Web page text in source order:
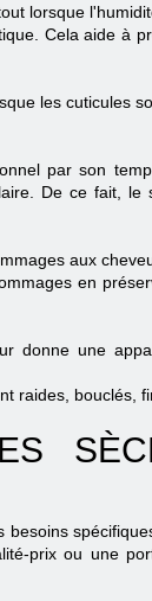
lorsque
Cela aide à
les cuticules
par son
De ce fait, le
aux
en
donne une
raides, bouclés,
prix ou une